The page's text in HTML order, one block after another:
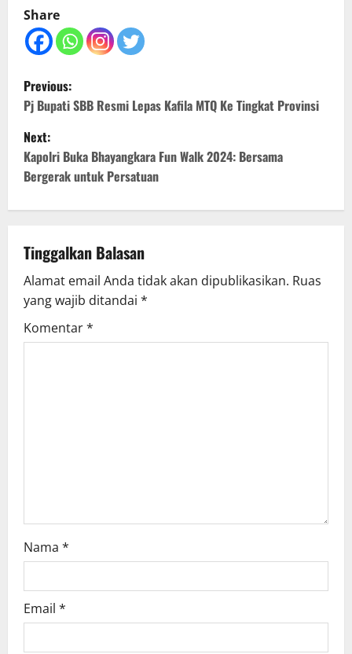
Share
P
o
s
t
n
a
v
i
g
Previous:
Pj Bupati SBB Resmi Lepas Kafila MTQ Ke Tingkat Provinsi
Next:
Kapolri Buka Bhayangkara Fun Walk 2024: Bersama
Bergerak untuk Persatuan
Tinggalkan Balasan
Alamat email Anda tidak akan dipublikasikan. Ruas
yang wajib ditandai *
Komentar*
Nama *
Email *